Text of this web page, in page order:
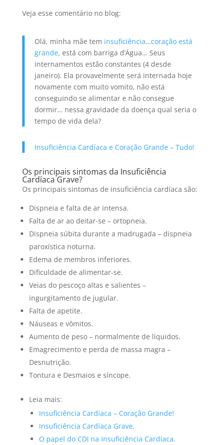
Veja esse comentário no blog:
Olá, minha mãe tem insuficiência…coração está
grande, está com barriga d’Água… Seus
internamentos estão constantes (4 desde
janeiro). Ela provavelmente será internada hoje
novamente com muito vomito, não está
conseguindo se alimentar e não consegue
dormir… nessa gravidade da doença qual seria o
tempo de vida dela?
Insuficiência Cardíaca e Coração Grande – Tudo!
Os principais sintomas da Insuficiência
Cardíaca Grave?
Os principais sintomas de insuficiência cardíaca são:
Dispneia e falta de ar intensa.
Falta de ar ao deitar-se – ortopneia.
Dispneia súbita durante a madrugada – dispneia
paroxística noturna.
Edema de membros inferiores.
Dificuldade de alimentar-se.
Veias do pescoço altas e salientes –
ingurgitamento de jugular.
Falta de apetite.
Náuseas e vômitos.
Aumento de peso – normalmente de líquidos.
Emagrecimento e perda de massa magra –
Desnutrição.
Tontura e Desmaios e síncope.
Leia mais:
Insuficiência Cardíaca – Coração Grande!
Insuficiência Cardíaca Grave.
O papel do CDI na Insuficiência Cardíaca.